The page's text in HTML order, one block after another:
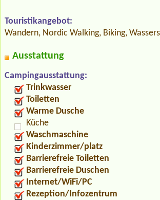
Touristikangebot:
Wandern, Nordic Walking, Biking,
Ausstattung
Campingausstattung:
Trinkwasser
Toiletten
Warme Dusche
Küche
Waschmaschine
Kinderzimmer/platz
Barrierefreie Toiletten
Barrierefreie Duschen
Internet/WiFi/PC
Rezeption/Infozentrum